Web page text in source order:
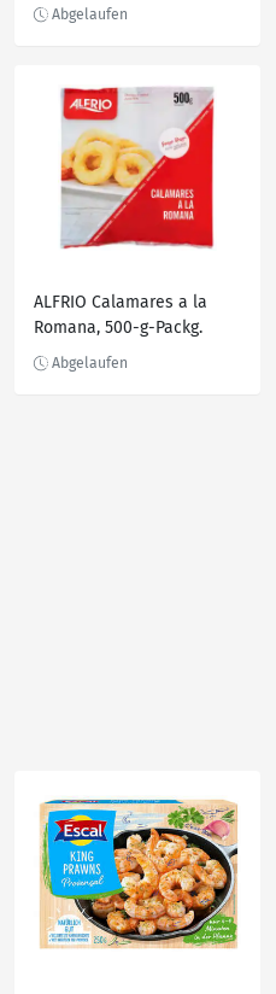
ALFRIO Calamares a la
Romana, 500-g-Packg.